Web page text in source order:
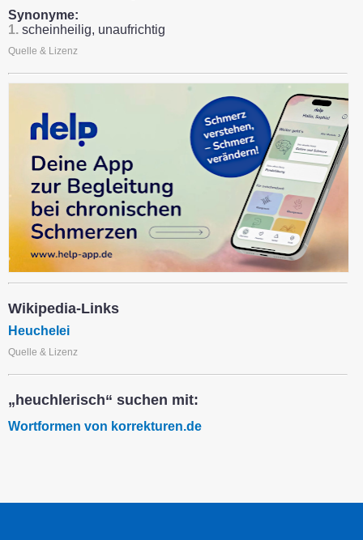
Synonyme:
1. scheinheilig, unaufrichtig
Quelle & Lizenz
Wikipedia-Links
Heuchelei
Quelle & Lizenz
„heuchlerisch“ suchen mit:
Wortformen von korrekturen.de